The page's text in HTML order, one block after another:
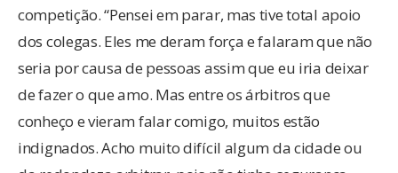
competição. “Pensei em parar, mas tive total apoio
dos colegas. Eles me deram força e falaram que não
seria por causa de pessoas assim que eu iria deixar
de fazer o que amo. Mas entre os árbitros que
conheço e vieram falar comigo, muitos estão
indignados. Acho muito difícil algum da cidade ou